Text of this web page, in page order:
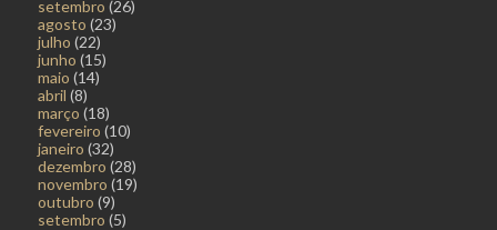
setembro (26)
agosto (23)
julho (22)
junho (15)
maio (14)
abril (8)
março (18)
fevereiro (10)
janeiro (32)
dezembro (28)
novembro (19)
outubro (9)
setembro (5)